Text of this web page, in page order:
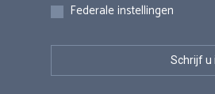
Federale instellingen